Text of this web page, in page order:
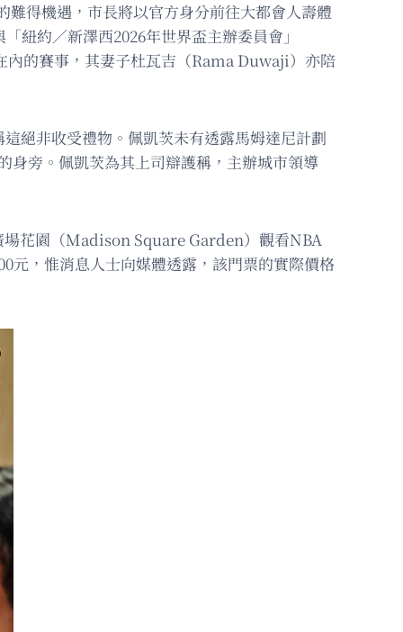
得機遇，市長將以官方身分前往大都會人壽體
約／新澤西2026年世界盃主辦委員會」
的賽事，其妻子杜瓦吉（Rama Duwaji）亦陪
絕非收受禮物。佩凱茨未有透露馬姆達尼計劃
身旁。佩凱茨為其上司辯護稱，主辦城市領導
場花園（Madison Square Garden）觀看NBA
元，惟消息人士向媒體透露，該門票的實際價格